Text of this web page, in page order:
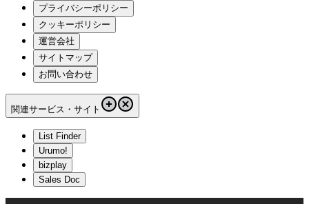
プライバシーポリシー
クッキーポリシー
運営会社
サイトマップ
お問い合わせ
関連サービス・サイト
List Finder
Urumo!
bizplay
Sales Doc